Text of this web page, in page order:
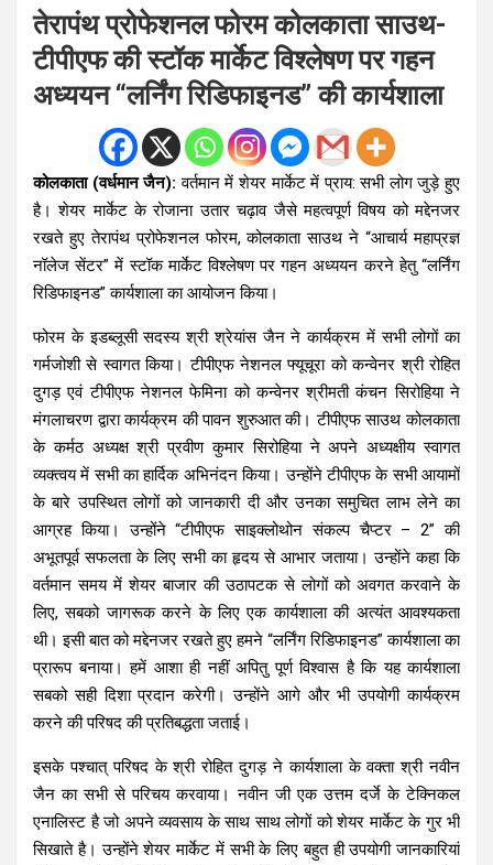
तेरापंथ प्रोफेशनल फोरम कोलकाता साउथ-
टीपीएफ की स्टॉक मार्केट विश्लेषण पर गहन
अध्ययन “लर्निंग रिडिफाइनड” की कार्यशाला
कोलकाता (वर्धमान जैन): वर्तमान में शेयर मार्केट में प्राय: सभी लोग जुड़े हुए
है। शेयर मार्केट के रोजाना उतार चढ़ाव जैसे महत्वपूर्ण विषय को मद्देनजर
रखते हुए तेरापंथ प्रोफेशनल फोरम, कोलकाता साउथ ने “आचार्य महाप्रज्ञ
नॉलेज सेंटर” में स्टॉक मार्केट विश्लेषण पर गहन अध्ययन करने हेतु “लर्निंग
रिडिफाइनड” कार्यशाला का आयोजन किया।
फोरम के इडब्लूसी सदस्य श्री श्रेयांस जैन ने कार्यक्रम में सभी लोगों का
गर्मजोशी से स्वागत किया। टीपीएफ नेशनल फ्यूचूरा को कन्वेनर श्री रोहित
दुगड़ एवं टीपीएफ नेशनल फेमिना को कन्वेनर श्रीमती कंचन सिरोहिया ने
मंगलाचरण द्वारा कार्यक्रम की पावन शुरुआत की। टीपीएफ साउथ कोलकाता
के कर्मठ अध्यक्ष श्री प्रवीण कुमार सिरोहिया ने अपने अध्यक्षीय स्वागत
व्यक्त्वय में सभी का हार्दिक अभिनंदन किया। उन्होंने टीपीएफ के सभी आयामों
के बारे उपस्थित लोगों को जानकारी दी और उनका समुचित लाभ लेने का
आग्रह किया। उन्होंने “टीपीएफ साइक्लोथोन संकल्प चैप्टर – 2” की
अभूतपूर्व सफलता के लिए सभी का हृदय से आभार जताया। उन्होंने कहा कि
वर्तमान समय में शेयर बाजार की उठापटक से लोगों को अवगत करवाने के
लिए, सबको जागरूक करने के लिए एक कार्यशाला की अत्यंत आवश्यकता
थी। इसी बात को मद्देनजर रखते हुए हमने “लर्निंग रिडिफाइनड” कार्यशाला का
प्रारूप बनाया। हमें आशा ही नहीं अपितु पूर्ण विश्वास है कि यह कार्यशाला
सबको सही दिशा प्रदान करेगी। उन्होंने आगे और भी उपयोगी कार्यक्रम
करने की परिषद की प्रतिबद्धता जताई।
इसके पश्चात् परिषद के श्री रोहित दुगड़ ने कार्यशाला के वक्ता श्री नवीन
जैन का सभी से परिचय करवाया। नवीन जी एक उत्तम दर्जे के टेक्निकल
एनालिस्ट है जो अपने व्यवसाय के साथ साथ लोगों को शेयर मार्केट के गुर भी
सिखाते है। उन्होंने शेयर मार्केट में सभी के लिए बहुत ही उपयोगी जानकारियां